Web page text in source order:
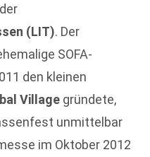
(LIT). Der
SOFA-
den kleinen
Village gründete,
unmittelbar
im Oktober 2012